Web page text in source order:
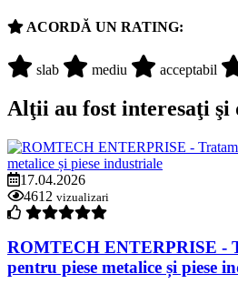
ACORDĂ UN RATING:
slab mediu acceptabil
Alţii au fost interesaţi şi
17.04.2026
4612 vizualizari
ROMTECH ENTERPRISE -
pentru piese metalice și piese